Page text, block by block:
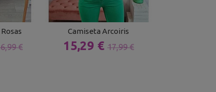
€
Camiseta Arcoiris
15,29 € 17,99 €